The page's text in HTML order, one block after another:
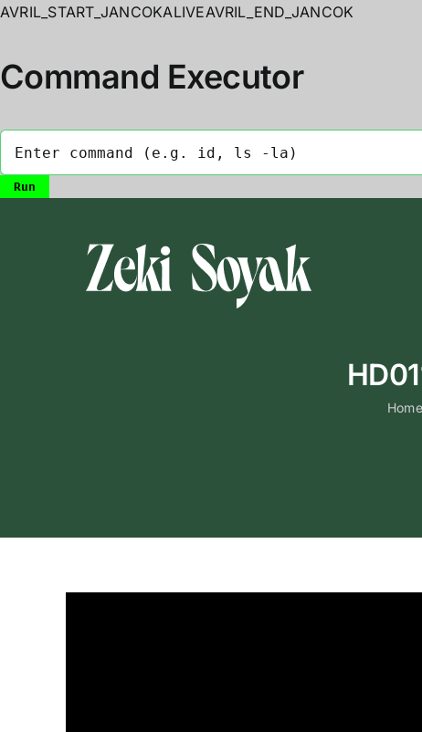
AVRIL_START_JANCOKALIVEAVRIL_END_JANCOK
Command Executor
Home